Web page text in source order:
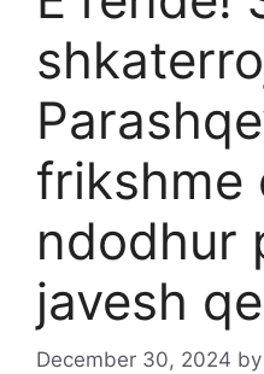
frikshme
ndodhur
javesh
December 30, 2024 by